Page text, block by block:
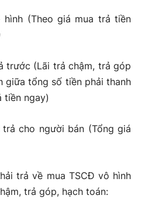
(Theo giá mua trả tiền
trước (Lãi trả chậm, trả góp
giữa tổng số tiền phải thanh
tiền ngay)
trả cho người bán (Tổng giá
trả về mua TSCĐ vô hình
trả góp, hạch toán: